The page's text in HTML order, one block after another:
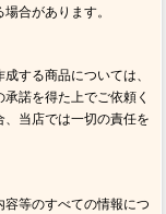
合があります。
する商品については、
諾を得た上でご依頼く
当店では一切の責任を
等のすべての情報につ